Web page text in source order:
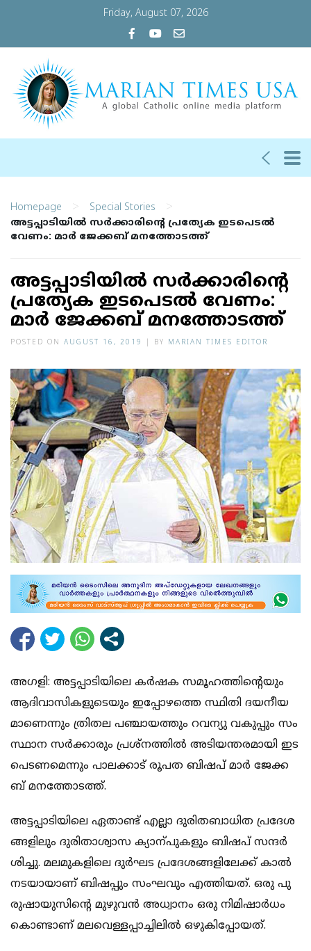
Friday, August 07, 2026
Homepage > Special Stories >
അ​ട്ട​പ്പാ​ടി​യില്‍​ സ​ർ​ക്കാ​രി​ന്‍റെ പ്ര​ത്യേ​ക ഇ​ട​പെ​ട​ൽ
വേ​ണം: മാ​ർ ജേ​ക്ക​ബ് മ​ന​ത്തോ​ട​ത്ത്
അ​ട്ട​പ്പാ​ടി​യില്‍​ സ​ർ​ക്കാ​രി​ന്‍റെ
പ്ര​ത്യേ​ക ഇ​ട​പെ​ട​ൽ വേ​ണം:
മാ​ർ ജേ​ക്ക​ബ് മ​ന​ത്തോ​ട​ത്ത്
POSTED ON AUGUST 16, 2019 BY MARIAN TIMES EDITOR
അ​ഗ​ളി: അ​ട്ട​പ്പാ​ടി​യി​ലെ ക​ർ​ഷ​ക സ​മൂ​ഹ​ത്തി​ന്‍റെ​യും
ആ​ദി​വാ​സി​ക​ളു​ടെ​യും ഇ​പ്പോ​ഴ​ത്തെ സ്ഥി​തി ദ​യ​നീ​യ​
മാ​ണെ​ന്നും ത്രി​ത​ല പ​ഞ്ചാ​യ​ത്തും റ​വ​ന്യു വ​കു​പ്പും സം​
സ്ഥാ​ന സ​ർ​ക്കാ​രും പ്ര​ശ്ന​ത്തി​ൽ അ​ടി​യ​ന്ത​ര​മാ​യി ഇ​ട​
പെ​ട​ണ​മെ​ന്നും പാ​ല​ക്കാ​ട് രൂ​പ​ത ബി​ഷ​പ് മാ​ർ ജേ​ക്ക​
ബ് മ​ന​ത്തോ​ട​ത്ത്.
അ​ട്ട​പ്പാ​ടി​യി​ലെ ഏ​താ​ണ്ട് എ​ല്ലാ ദു​രി​ത​ബാ​ധി​ത പ്ര​ദേ​ശ​
ങ്ങ​ളി​ലും ദു​രി​താ​ശ്വാ​സ ക്യാ​ന്പു​ക​ളും ബി​ഷ​പ് സ​ന്ദ​ർ​
ശി​ച്ചു. മ​ല​മു​ക​ളി​ലെ ദു​ർ​ഘ​ട പ്ര​ദേ​ശ​ങ്ങ​ളി​ലേ​ക്ക് കാ​ൽ​
ന​ട​യാ​യാ​ണ് ബി​ഷ​പ്പും സം​ഘ​വും എ​ത്തി​യ​ത്. ഒ​രു പു​
രു​ഷാ​യു​സി​ന്‍റെ മു​ഴു​വ​ൻ അ​ധ്വാ​നം ഒ​രു നി​മി​ഷാ​ർ​ധം​
കൊ​ണ്ടാ​ണ് മ​ല​വെ​ള്ള​പ്പാ​ച്ചി​ലി​ൽ ഒ​ഴു​കി​പ്പോ​യ​ത്.